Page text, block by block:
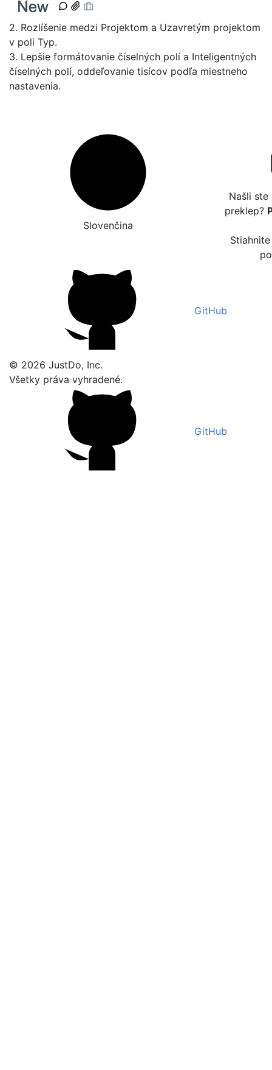
2. Rozlíšenie medzi Projektom a Uzavretým projektom
v poli Typ.
3. Lepšie formátovanie číselných polí a Inteligentných
číselných polí, oddeľovanie tisícov podľa miestneho
nastavenia.
Slovenčina
Našli
preklep?
GitHub
© 2026 JustDo, Inc.
Všetky práva vyhradené.
GitHub